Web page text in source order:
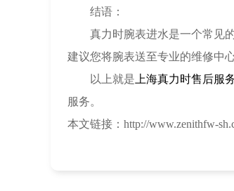
结语：
真力时腕表进水是一个常见的
建议您将腕表送至专业的维修中
以上就是 上海真力时售后服
服务。
本文链接：http://www.zenithfw-